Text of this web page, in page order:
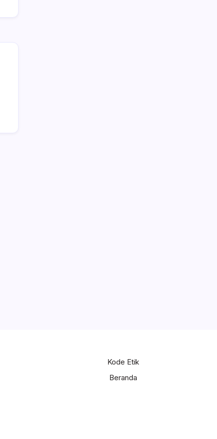
Kode Etik
Beranda